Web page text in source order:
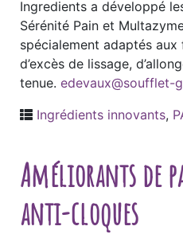
Ingredients a développé
Sérénité Pain et
spécialement adaptés
d’excès de lissage,
tenue. edevaux@soufflet-
Ingrédients innovants,
Améliorants de
anti-cloques